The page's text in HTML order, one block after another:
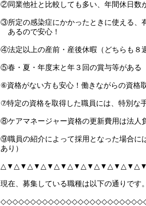
②同業他社と比較しても多い、年間休日数
③所定の感染症にかかったときに使える、
あるので安心！
④法定以上の産前・産後休暇（どちらも８
⑤春・夏・年度末と年３回の賞与等がある
⑥資格がない方も安心！働きながらの資格
⑦特定の資格を取得した職員には、特別な
⑧ケアマネージャー資格の更新費用は法人
⑨職員の紹介によって採用となった場合に
あり）
現在、募集している職種は以下の通りです